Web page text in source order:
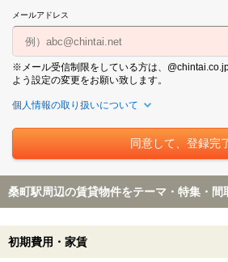
メールアドレス
※メール受信制限をしている方は、
よう設定の変更をお願い致します。
個人情報の取り扱いについて
桑町駅周辺の賃貸物件をテーマ・特集・間
初期費用・家賃